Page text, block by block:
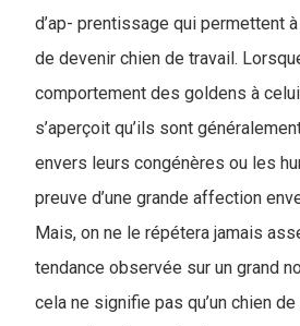
d’ap- prentissage qui permettent
de devenir chien de travail.
comportement des goldens à celui
s’aperçoit qu’ils sont
envers leurs congénères ou les
preuve d’une grande affection
Mais, on ne le répétera jamais
tendance observée sur un grand
cela ne signifie pas qu’un chien